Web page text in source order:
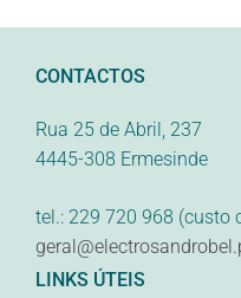
CONTACTOS
Rua 25 de Abril, 237
4445-308 Ermesinde
tel.: 229 720 968 (custo
LINKS ÚTEIS